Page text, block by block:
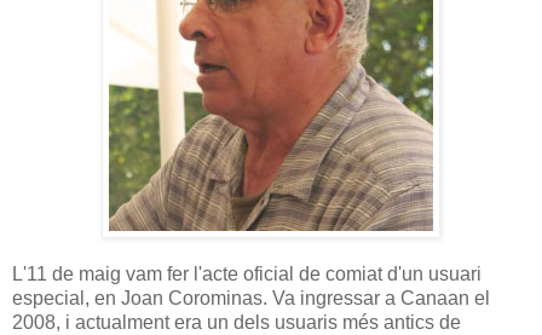
L'11 de maig vam fer l'acte oficial de comiat d'un usuari
especial, en Joan Corominas. Va ingressar a Canaan el
2008, i actualment era un dels usuaris més antics de